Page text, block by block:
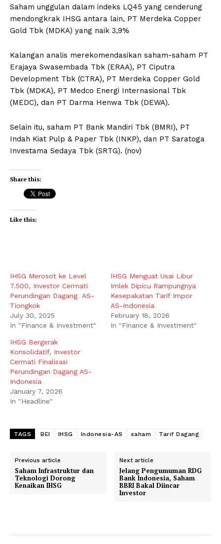
Saham unggulan dalam indeks LQ45 yang cenderung
mendongkrak IHSG antara lain, PT Merdeka Copper
Gold Tbk (MDKA) yang naik 3,9%
Kalangan analis merekomendasikan saham-saham PT
Erajaya Swasembada Tbk (ERAA), PT Ciputra
Development Tbk (CTRA), PT Merdeka Copper Gold
Tbk (MDKA), PT Medco Energi Internasional Tbk
(MEDC), dan PT Darma Henwa Tbk (DEWA).
Selain itu, saham PT Bank Mandiri Tbk (BMRI), PT
Indah Kiat Pulp & Paper Tbk (INKP), dan PT Saratoga
Investama Sedaya Tbk (SRTG). (nov)
Share this:
Like this:
IHSG Merosot ke Level
7.500, Investor Cermati
Perundingan Dagang AS-
Tiongkok
July 30, 2025
In "Finance & Investment"
IHSG Menguat Usai Libur
Imlek Dipicu Rampungnya
Kesepakatan Tarif Impor
AS-Indonesia
February 18, 2026
In "Finance & Investment"
IHSG Bergerak
Konsolidatif, Investor
Cermati Finalisasi
Perundingan Dagang AS-
Indonesia
January 7, 2026
In "Headline"
TAGS BEI IHSG Indonesia-AS saham Tarif Dagang
Previous article
Saham Infrastruktur dan
Teknologi Dorong
Kenaikan IHSG
Next article
Jelang Pengumuman RDG
Bank Indonesia, Saham
BBRI Bakal Diincar
Investor